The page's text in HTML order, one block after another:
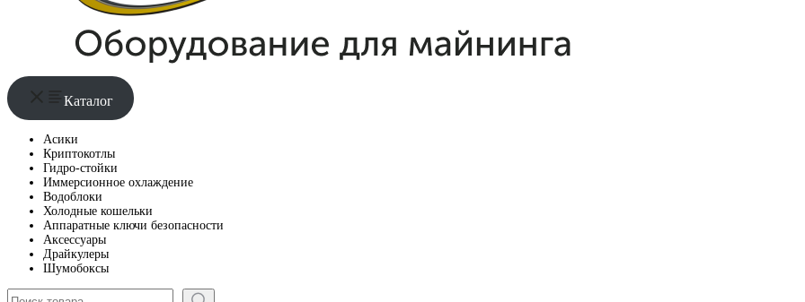
Каталог
Асики
Криптокотлы
Гидро-стойки
Иммерсионное охлаждение
Водоблоки
Холодные кошельки
Аппаратные ключи безопасности
Аксессуары
Драйкулеры
Шумобоксы
Поиск